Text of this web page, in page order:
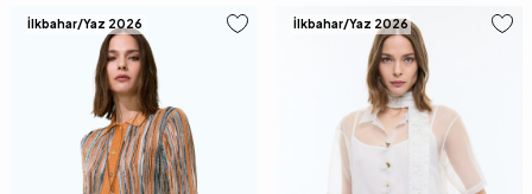
İlkbahar/Yaz 2026 İlkbahar/Yaz 2026